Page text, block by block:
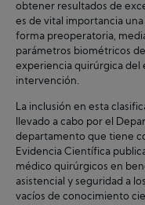
obtener resultados de
es de vital importancia
forma preoperatoria,
parámetros biométricos
experiencia quirúrgica del
intervención.
La inclusión en esta
llevado a cabo por el
departamento que tiene
Evidencia Científica
médico quirúrgicos en
asistencial y seguridad a
vacíos de conocimiento